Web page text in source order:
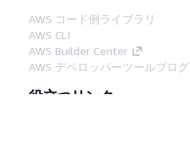
AWS コード例ライブラリ
AWS CLI
AWS Builder Center
AWS デベロッパーツールブログ
役立つリンク